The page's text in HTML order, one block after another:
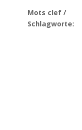
Mots clef /
Schlagworte: